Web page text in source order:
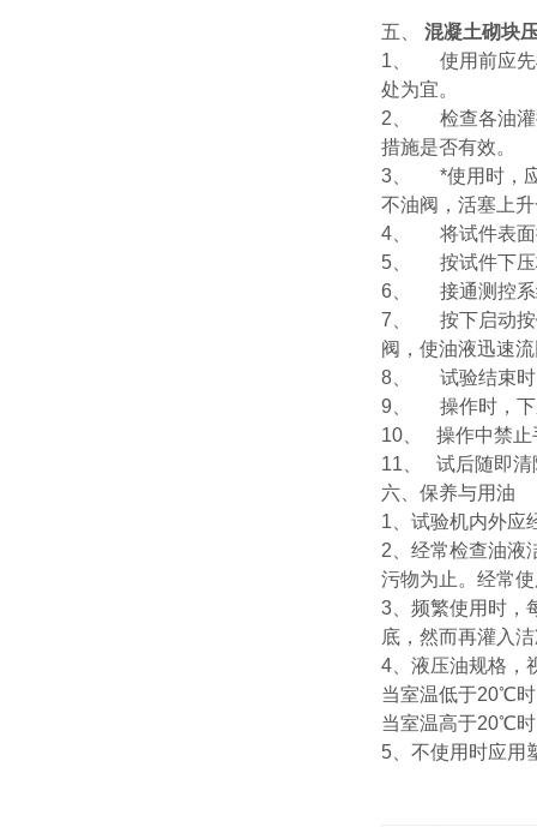
五、 混凝土砌块
1、
使用前应
处为宜。
2、
检查各油
措施是否有效。
3、
*使用时，
不油阀，活塞上
4、
将试件表
5、
按试件下
6、
接通测控
7、
按下启动
阀，使油液迅速
8、
试验结束
9、
操作时，
10、
操作中禁
11、
试后随即
六、保养与用油
1、试验机内外应
2、经常检查油液
污物为止。经常
3、频繁使用时，
底，然而再灌入
4、液压油规格，
当室温低于20℃
当室温高于20℃
5、不使用时应用